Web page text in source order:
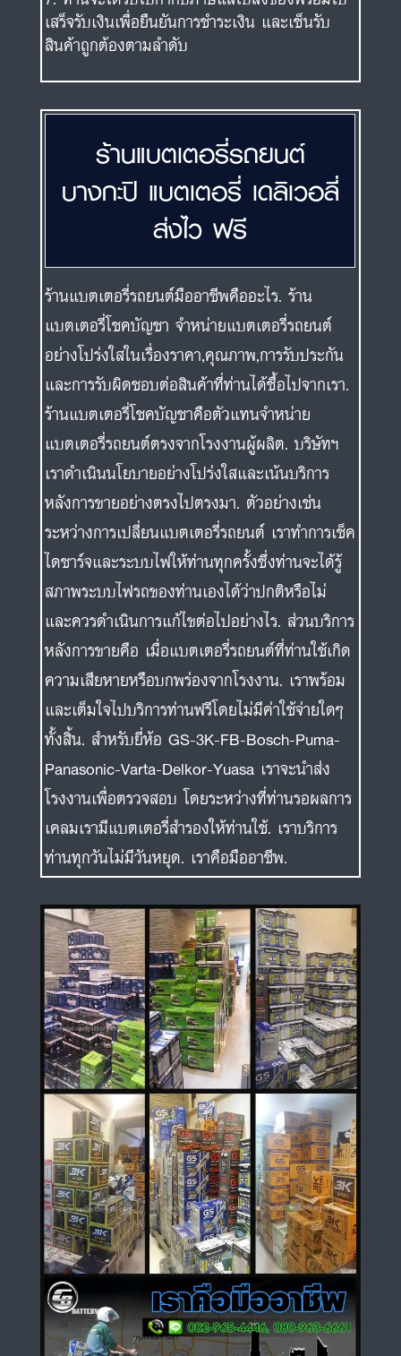
ร้านแบตเตอรี่รถยนต์
บางกะปิ แบตเตอรี่ เดลิเวอลี่
ส่งไว ฟรี
ร้านแบตเตอรี่รถยนต์มืออาชีพคืออะไร. ร้าน
แบตเตอรี่โชคบัญชา จำหน่ายแบตเตอรี่รถยนต์
อย่างโปร่งใสในเรื่องราคา,คุณภาพ,การรับประกัน
และการรับผิดชอบต่อสินค้าที่ท่านได้ซื้อไปจากเรา.
ร้านแบตเตอรี่โชคบัญชาคือตัวแทนจำหน่าย
แบตเตอรี่รถยนต์ตรงจากโรงงานผู้ผลิต. บริษัทฯ
เราดำเนินนโยบายอย่างโปร่งใสและเน้นบริการ
หลังการขายอย่างตรงไปตรงมา. ตัวอย่างเช่น
ระหว่างการเปลี่ยนแบตเตอรี่รถยนต์ เราทำการเช็ค
ไดชาร์จและระบบไฟให้ท่านทุกครั้งซึ่งท่านจะได้รู้
สภาพระบบไฟรถของท่านเองได้ว่าปกติหรือไม่
และควรดำเนินการแก้ไขต่อไปอย่างไร. ส่วนบริการ
หลังการขายคือ เมื่อแบตเตอรี่รถยนต์ที่ท่านใช้เกิด
ความเสียหายหรือบกพร่องจากโรงงาน. เราพร้อม
และเต็มใจไปบริการท่านฟรีโดยไม่มีค่าใช้จ่ายใดๆ
ทั้งสิ้น. สำหรับยี่ห้อ GS-3K-FB-Bosch-Puma-
Panasonic-Varta-Delkor-Yuasa เราจะนำส่ง
โรงงานเพื่อตรวจสอบ โดยระหว่างที่ท่านรอผลการ
เคลมเรามีแบตเตอรี่สำรองให้ท่านใช้. เราบริการ
ท่านทุกวันไม่มีวันหยุด. เราคือมืออาชีพ.